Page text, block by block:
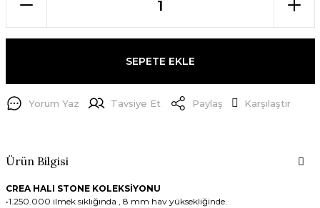
SEPETE EKLE
Yorum Yaz Tavsiye Et Paylaş Karşılaştır
Ürün Bilgisi
CREA HALI STONE KOLEKSİYONU
•1.250.000 ilmek sıklığında , 8 mm hav yüksekliğinde.